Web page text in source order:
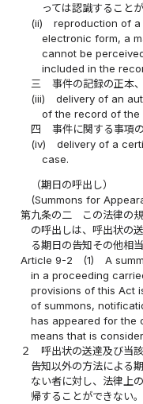
っては認識すること
(ii)
reproduction of
electronic form, a
cannot be
included in the
三
事件の記録の正本
(iii)
delivery of an
of the record of the
四
事件に関する事項
(iv)
delivery of a
case.
（期日の呼出し）
(Summons for
第九条の二
この法律の
の呼出しは、呼出状の
る期日の告知その他相
Article 9-2
(1)
A
in a proceeding
provisions of this Act
of summons,
has appeared for the
means that is
２
呼出状の送達及び当
告知以外の方法による
ない者に対し、法律上
帰することができない